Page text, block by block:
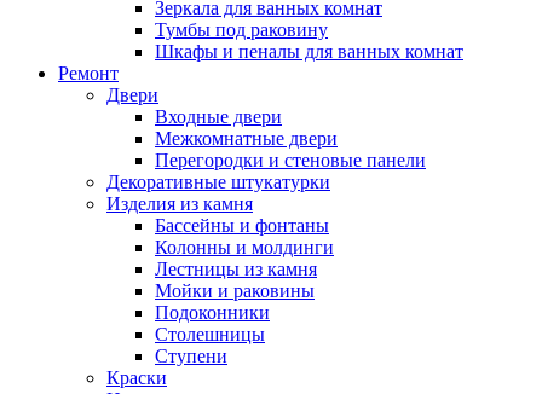
Зеркала для ванных комнат
Тумбы под раковину
Шкафы и пеналы для ванных комнат
Ремонт
Двери
Входные двери
Межкомнатные двери
Перегородки и стеновые панели
Декоративные штукатурки
Изделия из камня
Бассейны и фонтаны
Колонны и молдинги
Лестницы из камня
Мойки и раковины
Подоконники
Столешницы
Ступени
Краски